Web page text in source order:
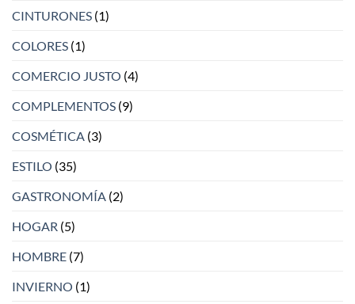
CINTURONES (1)
COLORES (1)
COMERCIO JUSTO (4)
COMPLEMENTOS (9)
COSMÉTICA (3)
ESTILO (35)
GASTRONOMÍA (2)
HOGAR (5)
HOMBRE (7)
INVIERNO (1)